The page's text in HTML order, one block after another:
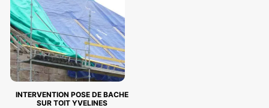
INTERVENTION POSE DE BACHE
SUR TOIT YVELINES